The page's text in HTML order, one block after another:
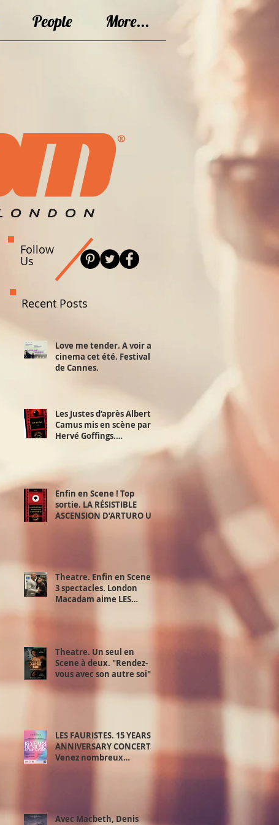
People More...
Follow
Us
Recent Posts
Love me tender. A voir au
cinema cet été. Festival
de Cannes.
Les Justes d’après Albert
Camus mis en scène par
Hervé Goffings.
Enfin en Scene ! Top
sortie. LA RÉSISTIBLE
ASCENSION D’ARTURO UI.
Theatre. Enfin en Scene !
3 spectacles. London
Macadam aime LES
Theatre. Un seul en
Scene à deux. "Rendez-
vous avec son autre soi".
LES FAURISTES. 15 YEARS
ANNIVERSARY CONCERT.
Venez nombreux
Avec Macbeth, Denis